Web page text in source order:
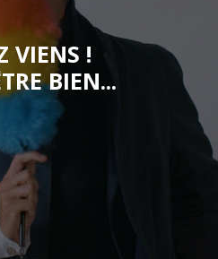
VIENS !
BIEN...